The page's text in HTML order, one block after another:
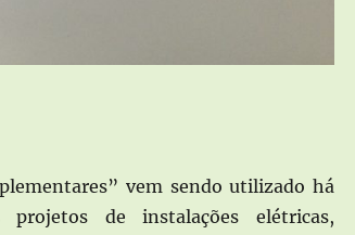
vem sendo utilizado há
de instalações elétricas,